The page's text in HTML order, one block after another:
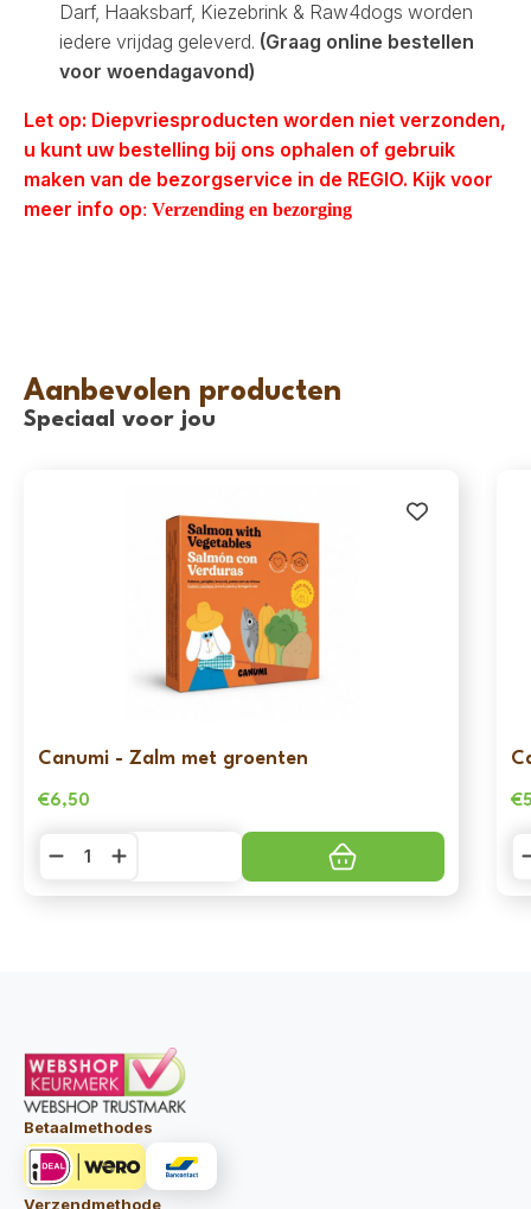
Darf, Haaksbarf, Kiezebrink & Raw4dogs worden
iedere vrijdag geleverd. (Graag online bestellen
voor woendagavond)
Let op: Diepvriesproducten worden niet verzonden,
u kunt uw bestelling bij ons ophalen of gebruik
maken van de bezorgservice in de REGIO. Kijk voor
meer info op: Verzending en bezorging
Aanbevolen producten
Speciaal voor jou
Canumi - Zalm met groenten
€6,50 €
Betaalmethodes
Verzendmethode